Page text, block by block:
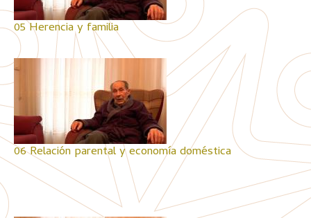
05 Herencia y familia
06 Relación parental y economía doméstica